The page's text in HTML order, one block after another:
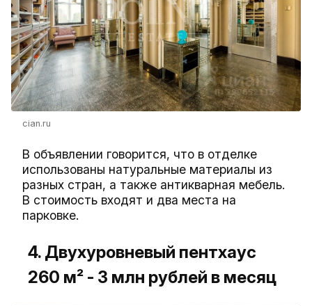
cian.ru
В объявлении говорится, что в отделке
использованы натуральные материалы из
разных стран, а также антикварная мебель.
В стоимость входят и два места на
парковке.
4. Двухуровневый пентхаус
260 м² - 3 млн рублей в месяц